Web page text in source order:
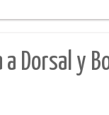
Dorsal y